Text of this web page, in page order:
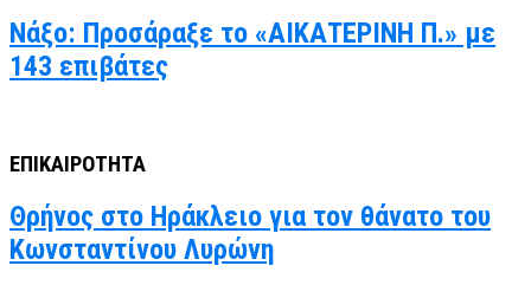
Νάξο: Προσάραξε το «ΑΙΚΑΤΕΡΙΝΗ Π.» με
143 επιβάτες
ΕΠΙΚΑΙΡΟΤΗΤΑ
Θρήνος στο Ηράκλειο για τον θάνατο του
Κωνσταντίνου Λυρώνη